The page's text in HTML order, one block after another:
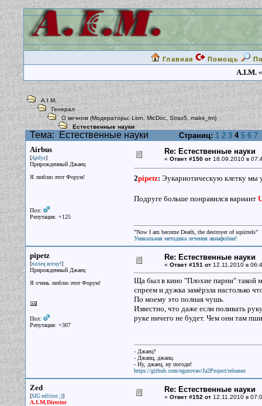
Главная Помощь
A.I.M.
A.I.M.
Генерал
О вечном (Модераторы: Lion, MicDoc, Strax5 maks_tm)
Естественные науки
Тема: Естественные науки Страниц: 1 2 3 4 5 6 7
Airbus
[Арбуз]
Прирожденный Джаец
Я люблю этот Форум!
Пол:
Репутация: +125
Re: Естественные науки
« Ответ #150 от18.09.2010 в
2pipetz: Эукариотическую клетку мы
Подруге больше понравился вариант
"Now I am become Death, the destroyer of squirrels"
Уникальная методика лечения авиафобии!
pipetz
[пипец всему!]
Прирожденный Джаец
Я очень люблю этот Форум!
Пол:
Репутация: +307
Re: Естественные науки
« Ответ #151 от12.11.2010 в
Ща был в кино "Плохие парни" такой
спреем и дужка замёрзла настолько
По моему это полная чушь.
Известно, что даже если поливать
руке ничего не будет. Чем они там
- Джаец?
- Джаиц, джаиц.
- Ну, джаец, ну погоди!
https://github.com/egorovav/Ja2Project/releases
Zed
[SIG edition ;)]
A.I.M.Director
Re: Естественные науки
« Ответ #152 от12.11.2010 в